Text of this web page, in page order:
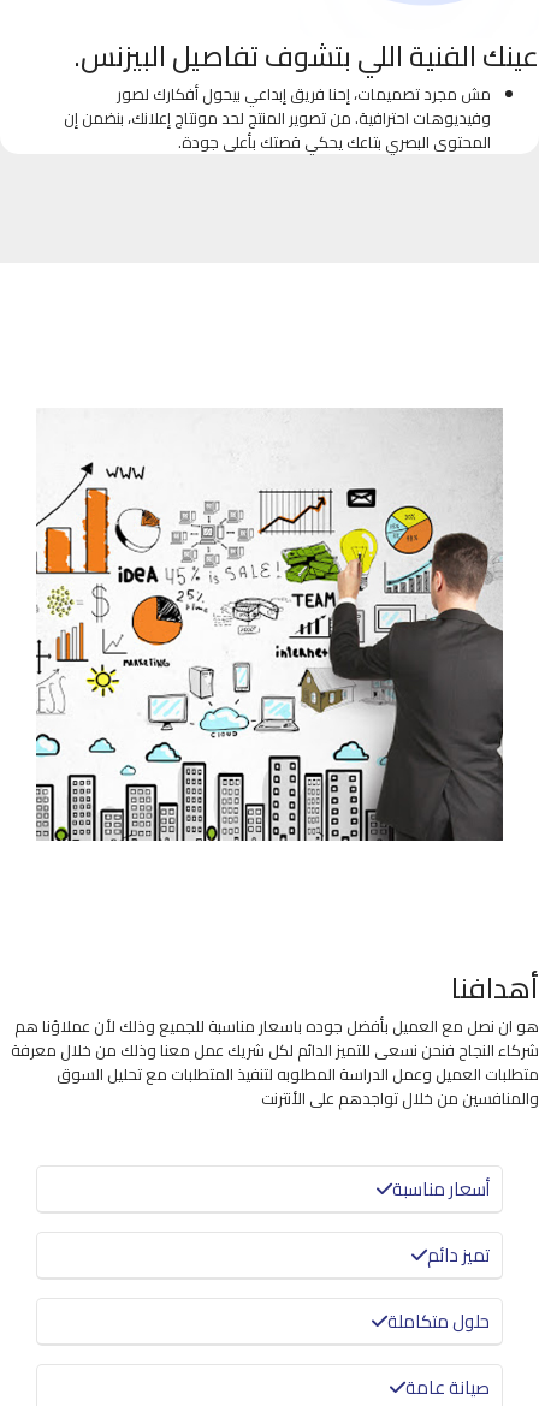
عينك الفنية اللي بتشوف تفاصيل البيزنس.
مش مجرد تصميمات، إحنا فريق إبداعي بيحول أفكارك لصور
وفيديوهات احترافية. من تصوير المنتج لحد مونتاج إعلانك، بنضمن إن
المحتوى البصري بتاعك يحكي قصتك بأعلى جودة.
أهدافنا
هو ان نصل مع العميل بأفضل جوده باسعار مناسبة للجميع وذلك لأن عملاؤنا هم
شركاء النجاح فنحن نسعى للتميز الدائم لكل شريك عمل معنا وذلك من خلال معرفة
متطلبات العميل وعمل الدراسة المطلوبه لتنفيذ المتطلبات مع تحليل السوق
والمنافسين من خلال تواجدهم على الأنترنت
أسعار مناسبة
تميز دائم
حلول متكاملة
صيانة عامة